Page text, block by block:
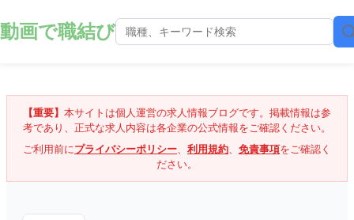
動画で職結び
【重要】 本サイトは個人運営の求人情報ブログです。掲載情報は参
考であり、正式な求人内容は各企業の公式情報をご確認ください。
ご利用前にプライバシーポリシー、 利用規約、 免責事項をご確認く
ださい。